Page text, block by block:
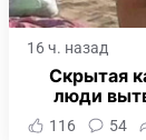
16 ч. назад
Скрытая
люди
116 54